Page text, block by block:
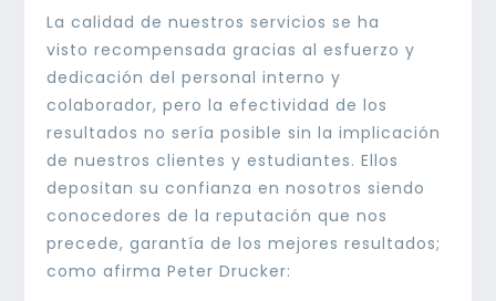
La calidad de nuestros servicios se ha
visto recompensada gracias al esfuerzo y
dedicación del personal interno y
colaborador, pero la efectividad de los
resultados no sería posible sin la implicación
de nuestros clientes y estudiantes. Ellos
depositan su confianza en nosotros siendo
conocedores de la reputación que nos
precede, garantía de los mejores resultados;
como afirma Peter Drucker: